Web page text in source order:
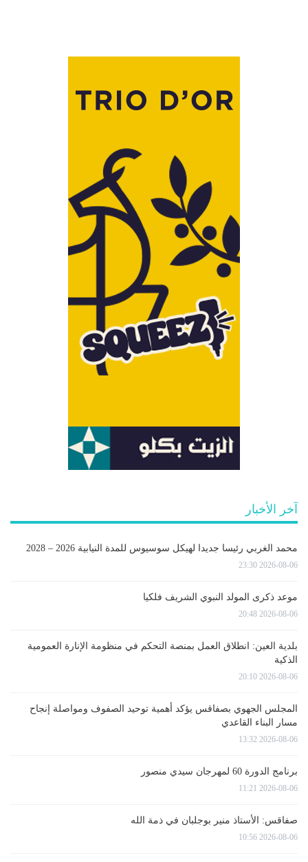
آخر الأخبار
محمد الغربي رئيسا جديدا لهيكل سوسيوس للمدة النيابية 2026 – 2028
2026-08-06 23:30
موعد ذكرى المولد النبوي الشريف فلكيا
2026-08-06 20:48
بلدية العين: انطلاق العمل بمنصة التحكم في منظومة الإنارة العمومية
الذكية
2026-08-06 20:10
المجلس الجهوي بصفاقس يؤكد أهمية توحيد الصفوف ومواصلة إنجاح
مسار البناء القاعدي
2026-08-06 13:32
برنامج الدورة 60 لمهرجان سيدي منصور
2026-08-06 11:21
صفاقس: الأستاذ منير بوجلبان في ذمة الله
2026-08-06 10:56